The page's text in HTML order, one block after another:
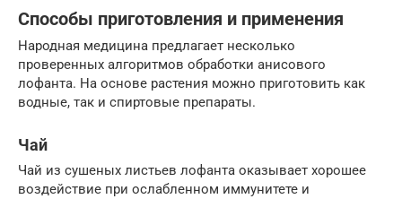
Способы приготовления и применения
Народная медицина предлагает несколько
проверенных алгоритмов обработки анисового
лофанта. На основе растения можно приготовить как
водные, так и спиртовые препараты.
Чай
Чай из сушеных листьев лофанта оказывает хорошее
воздействие при ослабленном иммунитете и